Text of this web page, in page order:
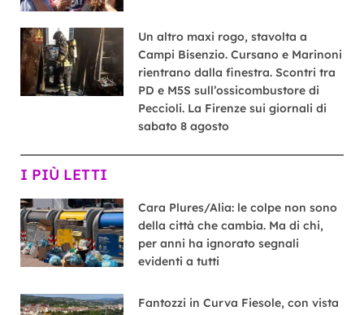
Un altro maxi rogo, stavolta a
Campi Bisenzio. Cursano e Marinoni
rientrano dalla finestra. Scontri tra
PD e M5S sull’ossicombustore di
Peccioli. La Firenze sui giornali di
sabato 8 agosto
I PIÙ LETTI
Cara Plures/Alia: le colpe non sono
della città che cambia. Ma di chi,
per anni ha ignorato segnali
evidenti a tutti
Fantozzi in Curva Fiesole, con vista